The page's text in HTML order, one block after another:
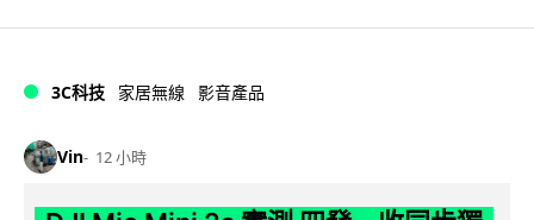
3C科技 家居無線 影音產品
Vin 12 小時